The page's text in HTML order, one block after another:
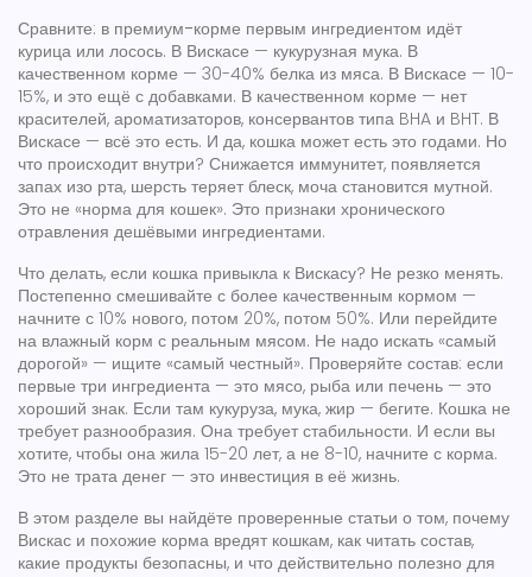
Сравните: в премиум-корме первым ингредиентом идёт
курица или лосось. В Вискасе — кукурузная мука. В
качественном корме — 30-40% белка из мяса. В Вискасе — 10-
15%, и это ещё с добавками. В качественном корме — нет
красителей, ароматизаторов, консервантов типа BHA и BHT. В
Вискасе — всё это есть. И да, кошка может есть это годами. Но
что происходит внутри? Снижается иммунитет, появляется
запах изо рта, шерсть теряет блеск, моча становится мутной.
Это не «норма для кошек». Это признаки хронического
отравления дешёвыми ингредиентами.
Что делать, если кошка привыкла к Вискасу? Не резко менять.
Постепенно смешивайте с более качественным кормом —
начните с 10% нового, потом 20%, потом 50%. Или перейдите
на влажный корм с реальным мясом. Не надо искать «самый
дорогой» — ищите «самый честный». Проверяйте состав: если
первые три ингредиента — это мясо, рыба или печень — это
хороший знак. Если там кукуруза, мука, жир — бегите. Кошка не
требует разнообразия. Она требует стабильности. И если вы
хотите, чтобы она жила 15-20 лет, а не 8-10, начните с корма.
Это не трата денег — это инвестиция в её жизнь.
В этом разделе вы найдёте проверенные статьи о том, почему
Вискас и похожие корма вредят кошкам, как читать состав,
какие продукты безопасны, и что действительно полезно для